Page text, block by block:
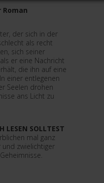
Roman
der sich in der
als recht
sich seiner
er eine Nachricht
die ihn auf eine
einer entlegenen
Seelen drohen
ans Licht zu
LESEN SOLLTEST
mal ganz
und zwielichtiger